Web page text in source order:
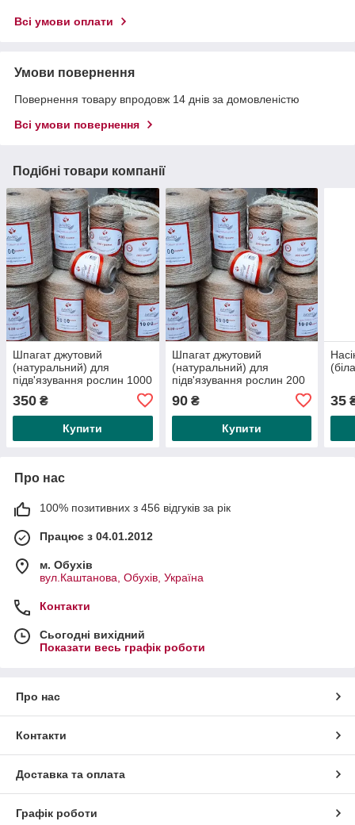
Всі умови оплати
Умови повернення
Повернення товару впродовж 14 днів за домовленістю
Всі умови повернення
Подібні товари компанії
Шпагат джутовий
(натуральний) для
підв'язування рослин 1000
350 ₴
Купити
Шпагат джутовий
(натуральний) для
підв'язування рослин 200
90₴
Купити
35
Про нас
100% позитивних з 456 відгуків за рік
Працює з 04.01.2012
м. Обухів
вул.Каштанова, Обухів, Україна
Контакти
Сьогодні вихідний
Показати весь графік роботи
Про нас
Контакти
Доставка та оплата
Графік роботи